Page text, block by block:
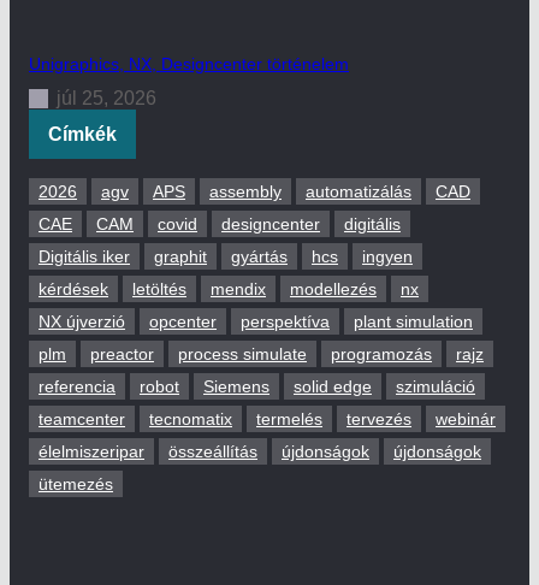
Unigraphics, NX, Designcenter történelem
júl 25, 2026
Címkék
2026 agv APS assembly automatizálás
CAD
CAE
CAM covid designcenter
digitális
Digitális iker
graphit gyártás hcs
ingyen
kérdések
letöltés mendix modellezés
nx
NX újverzió
opcenter perspektíva
plant simulation
plm
preactor process simulate programozás
rajz
referencia
robot Siemens solid edge
szimuláció
teamcenter
tecnomatix termelés tervezés
webinár
élelmiszeripar
összeállítás újdonságok
újdonságok
ütemezés